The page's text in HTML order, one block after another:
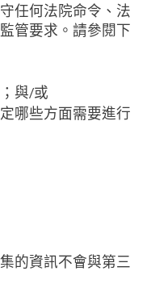
任何法院命令、法
管要求。請參閱下
與/或
哪些方面需要進行
的資訊不會與第三